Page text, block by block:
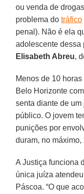
ou venda de
problema dotráfico
penal). Não é ela
adolescente dessa
Elisabeth Abreu,
Menos de 10
Belo Horizonte
senta diante de
público. O jovem
punições por
duram, no máximo,
A Justiça funciona
única juíza
Páscoa. “O que